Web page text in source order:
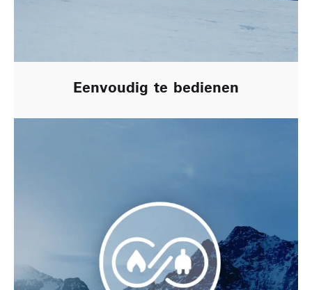
Eenvoudig te bedienen